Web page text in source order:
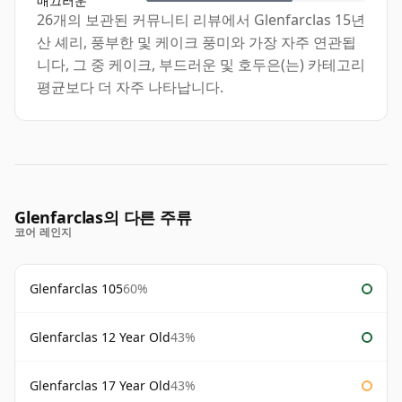
26개의 보관된 커뮤니티 리뷰에서 Glenfarclas 15년
산 셰리, 풍부한 및 케이크 풍미와 가장 자주 연관됩
니다, 그 중 케이크, 부드러운 및 호두은(는) 카테고리
평균보다 더 자주 나타납니다.
Glenfarclas의 다른 주류
코어 레인지
Glenfarclas 10560%
Glenfarclas 12 Year Old43%
Glenfarclas 17 Year Old43%